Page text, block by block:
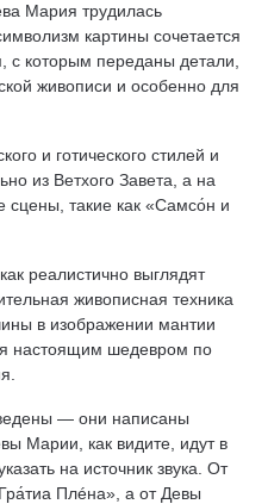
Мария трудилась
картины сочетается
которым переданы детали,
живописи и особенно для
и готического стилей и
из Ветхого Завета, а на
сцены, такие как «Самсо́н и
реалистично выглядят
живописная техника
в изображении мантии
настоящим шедевром по
— они написаны
Марии, как видите, идут в
на источник звука. От
Плéна», а от Девы